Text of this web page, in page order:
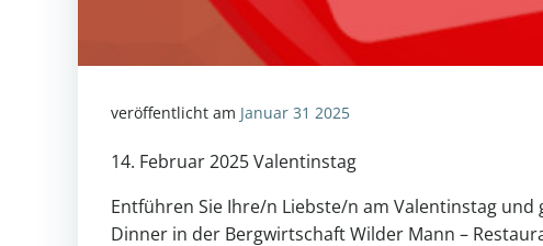
veröffentlicht am Januar 31 2025
14. Februar 2025 Valentinstag
Entführen Sie Ihre/n Liebste/n am Valentinstag
Dinner in der Bergwirtschaft Wilder Mann –